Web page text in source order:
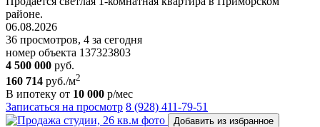
районе.
06.08.2026
36 просмотров, 4 за сегодня
номер объекта 137323803
4 500 000 руб.
160 714 руб./м2
В ипотеку от 10 000 р/мес
Записаться на просмотр 8 (928) 411-79-51
Добавить из избранное